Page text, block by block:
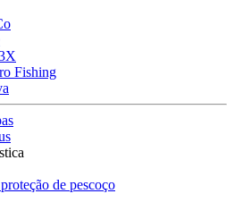
Fishing
de pescoço